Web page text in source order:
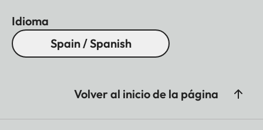
Idioma
Spain / Spanish
Volver al inicio de la página